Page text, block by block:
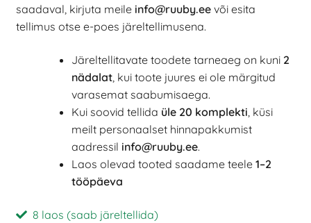
saadaval, kirjuta meile info@ruuby.eevõi esita
tellimus otse e-poes järeltellimusena.
Järeltellitavate toodete tarneaeg on kuni 2
nädalat, kui toote juures ei ole märgitud
varasemat saabumisaega.
Kui soovid tellida üle 20 komplekti, küsi
meilt personaalset hinnapakkumist
aadressil info@ruuby.ee.
Laos olevad tooted saadame teele 1–2
tööpäeva
8 laos (saab järeltellida)